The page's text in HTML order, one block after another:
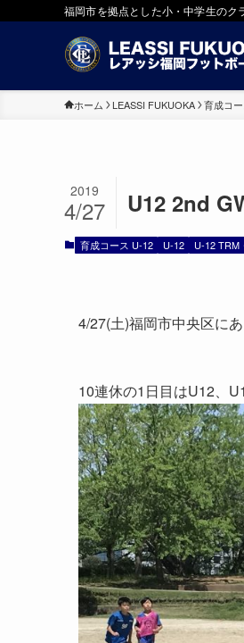
福岡市を拠点とした小・中学生のク
ホーム LEASSI FUKUOKA 育成コ
U12 2nd
2019
4/27
育成コース U-12 U-12 U-12 TRM
4/27(土)福岡市中央区に
10連休の1日目はU12、